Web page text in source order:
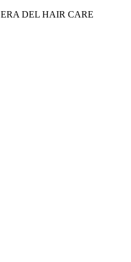
DEL HAIR CARE